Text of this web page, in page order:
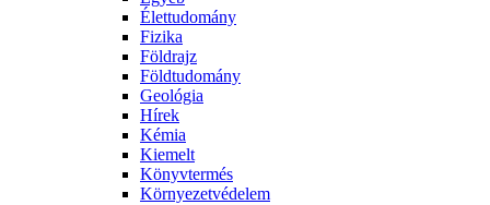
Élettudomány
Fizika
Földrajz
Földtudomány
Geológia
Hírek
Kémia
Kiemelt
Könyvtermés
Környezetvédelem